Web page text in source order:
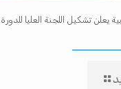
يعلن تشكيل اللجنة العليا